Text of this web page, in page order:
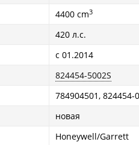
4400 cm3
420 л.с.
с 01.2014
824454-5002S
784904501, 824454-
новая
Honeywell/Garrett